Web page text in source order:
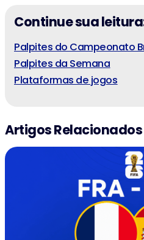
Continue sua
Palpites do Campeonato
Palpites da Semana
Plataformas de jogos
Artigos Relacionados